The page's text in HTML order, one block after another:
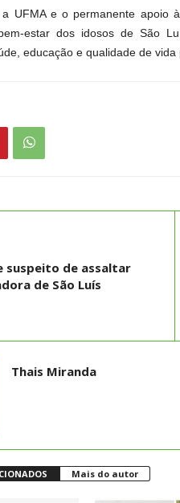
UFMA e o permanente apoio
estar dos idosos de São
educação e qualidade de vida
suspeito de assaltar
de São Luís
Thais Miranda
Mais do autor